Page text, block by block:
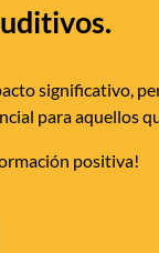
significativo,
para aquellos
positiva!